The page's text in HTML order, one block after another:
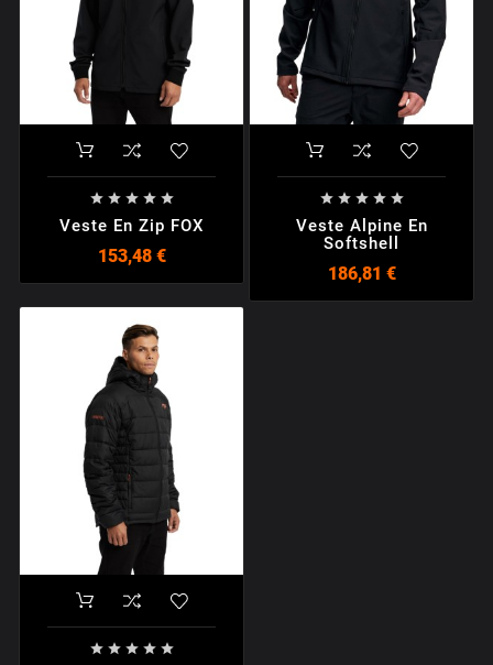
    
Veste En Zip FOX
153,48 €
    
Veste Alpine En
Softshell
186,81 €
    